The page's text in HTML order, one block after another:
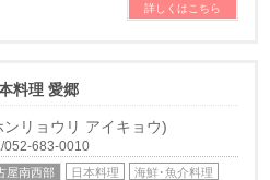
詳しくはこちら
料理 愛郷
リョウリ アイキョウ)
052-683-0010
屋南西部 日本料理
海鮮･魚介料理